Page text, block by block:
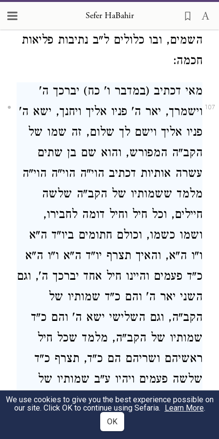
Sefer HaBahir
ומאי לב, דכתיב (דברים ד' י"א) עד לב
השמים, ובו כלולים ל"ב נתיבות פליאות
חכמה:
107
מאי דכתיב (במדבר ו' כח) יברכך ה'
וישמרך, יאר ה' פניו אליך ויחנך, ישא ה'
פניו אליך וישם לך שלום, זה שמו של
הקב"ה המפורש, והוא שם בן שתים
עשרה אותיות דכתיב הוי"ה הוי"ה הוי"ה
מלמד ששמותיו של הקב"ה שלשה
חיילים, וכל חיל וחיל דומה לחבירו,
ושמו כשמו, וכולם חתומים ביו"ד ה"א
ו"ו ה"א, והאיך תצרף יו"ד ה"א ו"ו ה"א
כ"ד פעמים והיינו חיל אחד יברכך ה', וגם
השני יאר ה' והם כ"ד שמותיו של
הקב"ה, וגם השלישי ישא ה' והם כ"ד
שמותיו של הקב"ה, מלמד שכל חיל
ראשיהם ושריהם הם כ"ד, תצרף כ"ד
שלשה פעמים ויהיו ע"ב שמותיו של
הקב"ה, והיינו ע"ב היוצאים מן (שמות יד
יט-כא) ויסע ויבא ויט:
We use cookies to give you the best experience possible on
our site. Click OK to continue using Sefaria. Learn More.
OK